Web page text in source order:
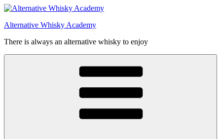
Videre
indhold
Alternative Whisky Academy
There is always an alternative whisky to enjoy